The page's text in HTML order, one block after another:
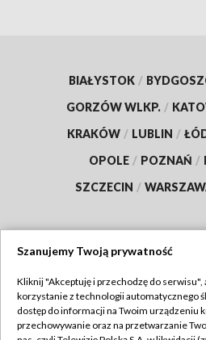
BIAŁYSTOK /
GORZÓW WLKP. /
KRAKÓW / LUBLIN /
OPOLE / POZNAŃ /
SZCZECIN /
TVP
Abonament TVP
Regulamin
Szanujemy Twoją prywatność
Kliknij "Akceptuję i przechodzę do serwisu",
korzystanie z technologii automatycznego
dostęp do informacji na Twoim urządzeniu
przechowywanie oraz na przetwarzanie